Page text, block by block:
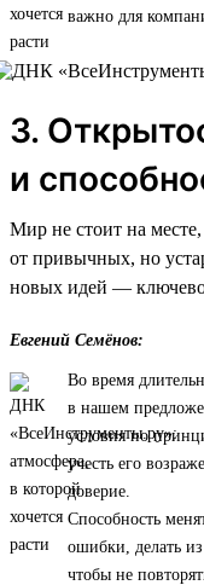
важно для
3.
и
Мир не стоит на
от привычных, но
новых идей —
Евгений Семёнов:
Во время
в нашем
условия по
учесть его
доверие.
Способность
ошибки, делать
чтобы не